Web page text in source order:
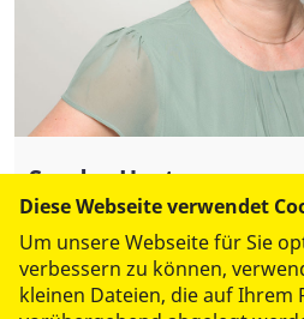
Sandra Huster
Assistenz Geschäftsführung
Tel.:0351 4182279
Fax: 0351 41 82-278
Diese Webseite verwendet
Um unsere Webseite für Sie
verbessern zu können,
kleinen Dateien, die auf Ihrem